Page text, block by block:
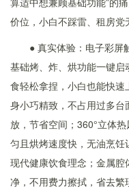
价位，小白不踩雷、租房党
● 真实体验：电子彩屏
基础烤、炸、烘功能一键
食轻松拿捏，小白也能快
身小巧精致，不占用过多
放，节省空间；360°立体
匀且烘烤速度快，无油烹
现代健康饮食理念；金属
净，不用费力擦拭，省去